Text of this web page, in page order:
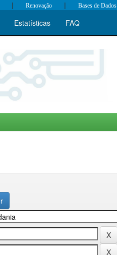
| Renovação | Bases de Dados
Estatísticas FAQ